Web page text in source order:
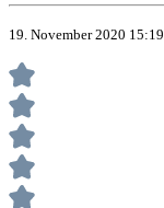
19. November 2020 15:19